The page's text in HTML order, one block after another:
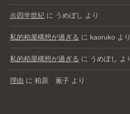
㊗️四半世紀 に うめぼし より
私的柏屋構想が過ぎる に kaoruko より
私的柏屋構想が過ぎる に うめぼし よ
理由 に 柏原 薫子 より